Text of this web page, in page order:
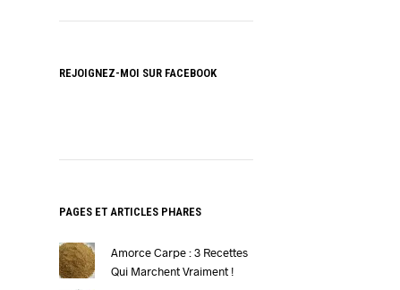
REJOIGNEZ-MOI SUR FACEBOOK
PAGES ET ARTICLES PHARES
Amorce Carpe : 3 Recettes
Qui Marchent Vraiment !